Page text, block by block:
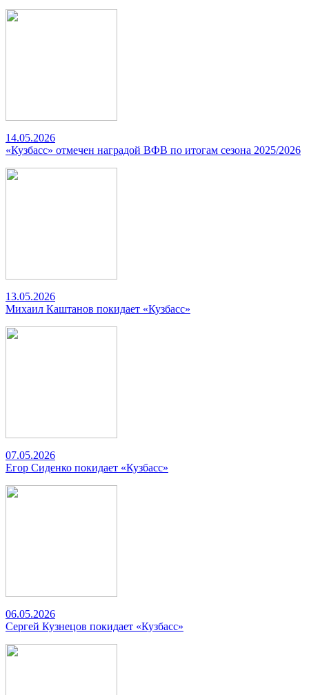
14.05.2026
«Кузбасс» отмечен наградой ВФВ по итогам сезона 2025/2026
13.05.2026
Михаил Каштанов покидает «Кузбасс»
07.05.2026
Егор Сиденко покидает «Кузбасс»
06.05.2026
Сергей Кузнецов покидает «Кузбасс»